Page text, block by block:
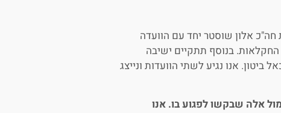
אלון שוסטר יחד עם הוועדה
החקלאות. בנוסף תתקיים ישיבה
אנו נגיע לשתי הוועדות ונייצג
אלה שבקשו לפגוע בו. אנו